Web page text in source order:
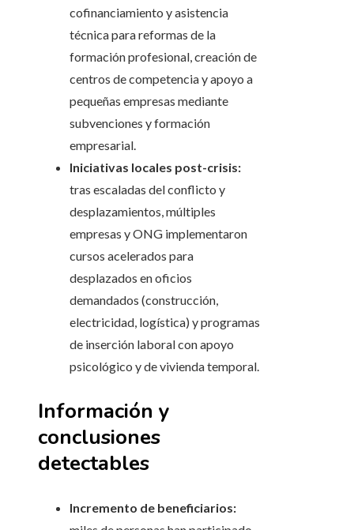
cofinanciamiento y asistencia
técnica para reformas de la
formación profesional, creación de
centros de competencia y apoyo a
pequeñas empresas mediante
subvenciones y formación
empresarial.
Iniciativas locales post-crisis:
tras escaladas del conflicto y
desplazamientos, múltiples
empresas y ONG implementaron
cursos acelerados para
desplazados en oficios
demandados (construcción,
electricidad, logística) y programas
de inserción laboral con apoyo
psicológico y de vivienda temporal.
Información y
conclusiones
detectables
Incremento de beneficiarios: